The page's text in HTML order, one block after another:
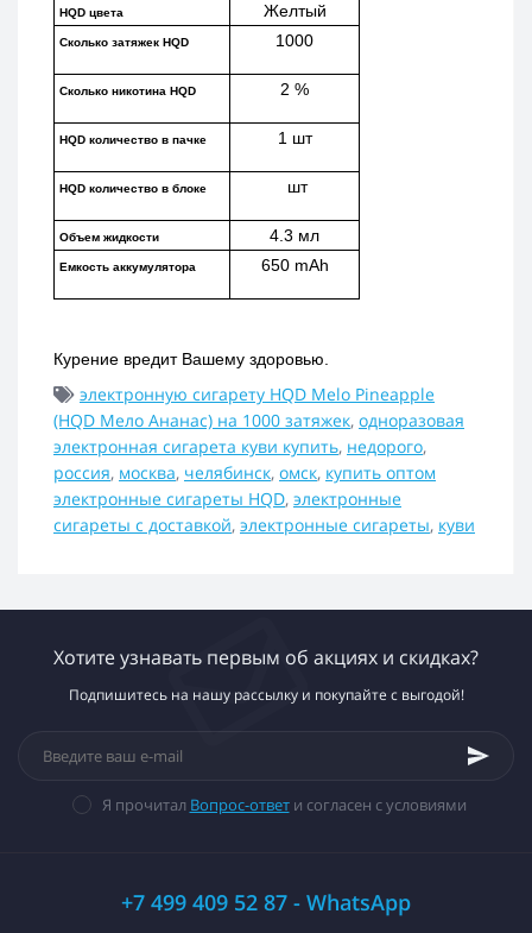
HQD цвета Желтый
Сколько затяжек HQD 1000
Сколько никотина HQD 2 %
HQD количество в пачке 1 шт
HQD количество в блоке шт
Объем жидкости 4.3 мл
Емкость аккумулятора 650 mAh
Курение вредит Вашему здоровью.
электронную сигарету HQD Melo Pineapple
(HQD Мело Ананас) на 1000 затяжек, одноразовая
электронная сигарета куви купить, недорого,
россия, москва, челябинск, омск, купить оптом
электронные сигареты HQD, электронные
сигареты с доставкой, электронные сигареты, куви
Хотите узнавать первым об акциях и скидках?
Подпишитесь на нашу рассылку и покупайте с выгодой!
Я прочитал Вопрос-ответи согласен с условиями
+7 499 409 52 87 - WhatsApp